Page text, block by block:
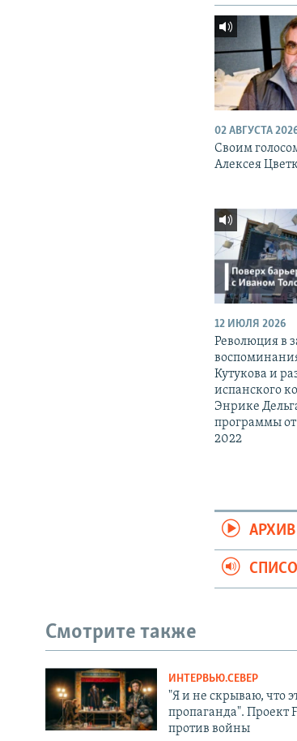
02 АВГУСТА
Своим
Алексея
12 ИЮЛЯ 2026
Революция в
Кутукова и
испанского
Энрике
программы
2022
Смотрите также
ИНТЕРВЬЮ.СЕВЕР
"Я и не скрываю, что
пропаганда". Проект
против войны